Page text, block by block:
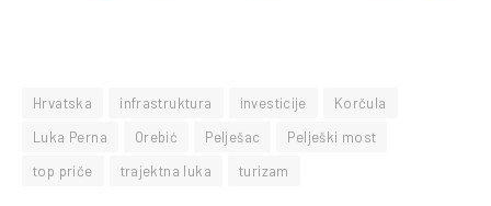
Hrvatska infrastruktura investicije
Korčula
Luka Perna
Orebić Pelješac
Pelješki most
top priče
trajektna luka turizam